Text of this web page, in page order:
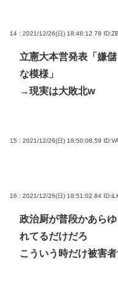
14 : 2021/12/26(日) 18:46:12.78
立憲大本営発表「嫌
な模様」
→現実は大敗北w
15 : 2021/12/26(日) 18:50:08.59
16 : 2021/12/26(日) 18:51:02.84
政治厨が普段かあら
れてるだけだろ
こういう時だけ被害